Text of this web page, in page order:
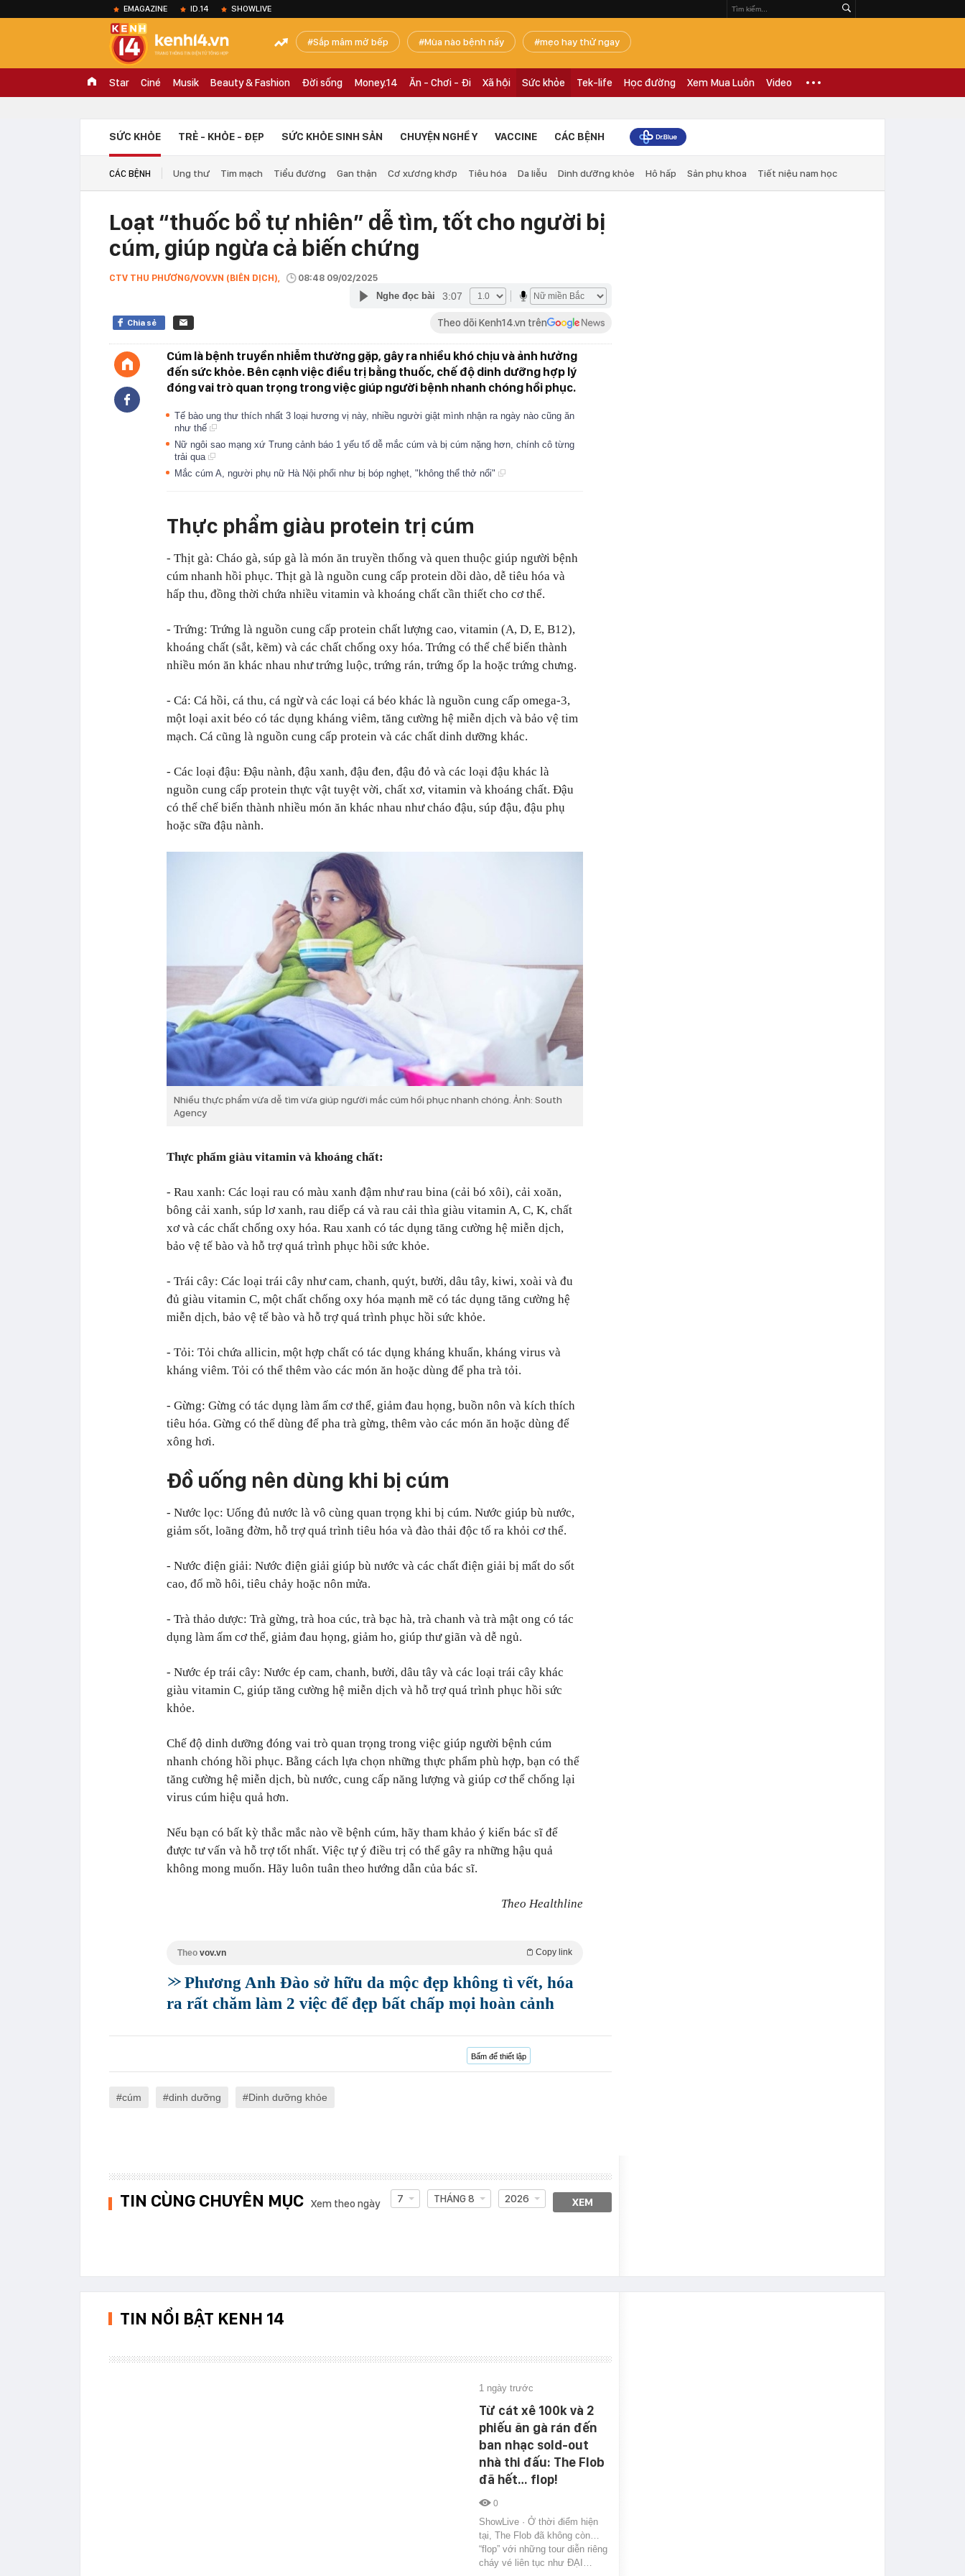
EMAGAZINE ID.14 SHOWLIVE
Sắp mâm mở bếp Mùa nào bệnh nấy mẹo hay thử ngay
Star Ciné Musik Beauty & Fashion Đời sống Money.14 Ăn - Chơi - Đi Xã hội Sức khỏe Tek-life Học đường Xem Mua Luôn Video
SỨC KHỎE TRẺ - KHỎE - ĐẸP SỨC KHỎE SINH SẢN CHUYỆN NGHỀ Y VACCINE CÁC BỆNH
CÁC BỆNH Ung thư Tim mạch Tiểu đường Gan thận Cơ xương khớp Tiêu hóa Da liễu Dinh dưỡng khỏe Hô hấp Sản phụ khoa Tiết niệu nam học
Loạt “thuốc bổ tự nhiên” dễ tìm, tốt cho người bị
cúm, giúp ngừa cả biến chứng
CTV THU PHƯƠNG/VOV.VN (BIÊN DỊCH),
08:48 09/02/2025
Nghe đọc bài
3:07
Chia sẻ Theo dõi Kenh14.vn trên
Cúm là bệnh truyền nhiễm thường gặp, gây ra nhiều khó chịu và ảnh hưởng
đến sức khỏe. Bên cạnh việc điều trị bằng thuốc, chế độ dinh dưỡng hợp lý
đóng vai trò quan trọng trong việc giúp người bệnh nhanh chóng hồi phục.
Tế bào ung thư thích nhất 3 loại hương vị này, nhiều người giật mình nhận ra ngày nào cũng ăn
như thế
Nữ ngôi sao mạng xứ Trung cảnh báo 1 yếu tố dễ mắc cúm và bị cúm nặng hơn, chính cô từng
trải qua
Mắc cúm A, người phụ nữ Hà Nội phổi như bị bóp nghẹt, "không thể thở nổi"
Thực phẩm giàu protein trị cúm
- Thịt gà: Cháo gà, súp gà là món ăn truyền thống và quen thuộc giúp người bệnh
cúm nhanh hồi phục. Thịt gà là nguồn cung cấp protein dồi dào, dễ tiêu hóa và
hấp thu, đồng thời chứa nhiều vitamin và khoáng chất cần thiết cho cơ thể.
- Trứng: Trứng là nguồn cung cấp protein chất lượng cao, vitamin (A, D, E, B12),
khoáng chất (sắt, kẽm) và các chất chống oxy hóa. Trứng có thể chế biến thành
nhiều món ăn khác nhau như trứng luộc, trứng rán, trứng ốp la hoặc trứng chưng.
- Cá: Cá hồi, cá thu, cá ngừ và các loại cá béo khác là nguồn cung cấp omega-3,
một loại axit béo có tác dụng kháng viêm, tăng cường hệ miễn dịch và bảo vệ tim
mạch. Cá cũng là nguồn cung cấp protein và các chất dinh dưỡng khác.
- Các loại đậu: Đậu nành, đậu xanh, đậu đen, đậu đỏ và các loại đậu khác là
nguồn cung cấp protein thực vật tuyệt vời, chất xơ, vitamin và khoáng chất. Đậu
có thể chế biến thành nhiều món ăn khác nhau như cháo đậu, súp đậu, đậu phụ
hoặc sữa đậu nành.
Nhiều thực phẩm vừa dễ tìm vừa giúp người mắc cúm hồi phục nhanh chóng. Ảnh: South
Agency
Thực phẩm giàu vitamin và khoáng chất:
- Rau xanh: Các loại rau có màu xanh đậm như rau bina (cải bó xôi), cải xoăn,
bông cải xanh, súp lơ xanh, rau diếp cá và rau cải thìa giàu vitamin A, C, K, chất
xơ và các chất chống oxy hóa. Rau xanh có tác dụng tăng cường hệ miễn dịch,
bảo vệ tế bào và hỗ trợ quá trình phục hồi sức khỏe.
- Trái cây: Các loại trái cây như cam, chanh, quýt, bưởi, dâu tây, kiwi, xoài và đu
đủ giàu vitamin C, một chất chống oxy hóa mạnh mẽ có tác dụng tăng cường hệ
miễn dịch, bảo vệ tế bào và hỗ trợ quá trình phục hồi sức khỏe.
- Tỏi: Tỏi chứa allicin, một hợp chất có tác dụng kháng khuẩn, kháng virus và
kháng viêm. Tỏi có thể thêm vào các món ăn hoặc dùng để pha trà tỏi.
- Gừng: Gừng có tác dụng làm ấm cơ thể, giảm đau họng, buồn nôn và kích thích
tiêu hóa. Gừng có thể dùng để pha trà gừng, thêm vào các món ăn hoặc dùng để
xông hơi.
Đồ uống nên dùng khi bị cúm
- Nước lọc: Uống đủ nước là vô cùng quan trọng khi bị cúm. Nước giúp bù nước,
giảm sốt, loãng đờm, hỗ trợ quá trình tiêu hóa và đào thải độc tố ra khỏi cơ thể.
- Nước điện giải: Nước điện giải giúp bù nước và các chất điện giải bị mất do sốt
cao, đổ mồ hôi, tiêu chảy hoặc nôn mửa.
- Trà thảo dược: Trà gừng, trà hoa cúc, trà bạc hà, trà chanh và trà mật ong có tác
dụng làm ấm cơ thể, giảm đau họng, giảm ho, giúp thư giãn và dễ ngủ.
- Nước ép trái cây: Nước ép cam, chanh, bưởi, dâu tây và các loại trái cây khác
giàu vitamin C, giúp tăng cường hệ miễn dịch và hỗ trợ quá trình phục hồi sức
khỏe.
Chế độ dinh dưỡng đóng vai trò quan trọng trong việc giúp người bệnh cúm
nhanh chóng hồi phục. Bằng cách lựa chọn những thực phẩm phù hợp, bạn có thể
tăng cường hệ miễn dịch, bù nước, cung cấp năng lượng và giúp cơ thể chống lại
virus cúm hiệu quả hơn.
Nếu bạn có bất kỳ thắc mắc nào về bệnh cúm, hãy tham khảo ý kiến bác sĩ để
được tư vấn và hỗ trợ tốt nhất. Việc tự ý điều trị có thể gây ra những hậu quả
không mong muốn. Hãy luôn tuân theo hướng dẫn của bác sĩ.
Theo Healthline
Theo vov.vn Copy link
Phương Anh Đào sở hữu da mộc đẹp không tì vết, hóa
ra rất chăm làm 2 việc để đẹp bất chấp mọi hoàn cảnh
Bấm để thiết lập
cúm dinh dưỡng Dinh dưỡng khỏe
TIN CÙNG CHUYÊN MỤC Xem theo ngày 7 THÁNG 8 2026 XEM
TIN NỔI BẬT KENH 14
1 ngày trước
Từ cát xê 100k và 2
phiếu ăn gà rán đến
ban nhạc sold-out
nhà thi đấu: The Flob
đã hết… flop!
0
ShowLive · Ở thời điểm hiện
tại, The Flob đã không còn…
“flop” với những tour diễn riêng
cháy vé liên tục như ĐẠI…